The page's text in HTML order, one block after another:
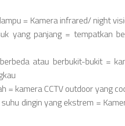
= Kamera infrared/ night
yang panjang = tempatkan
atau berbukit-bukit =
= kamera CCTV outdoor yang
dingin yang ekstrem =